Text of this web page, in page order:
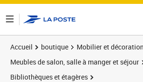
Accueil boutique
Mobilier et décoration
Meubles de salon, salle à manger et séjour
Bibliothèques et étagères